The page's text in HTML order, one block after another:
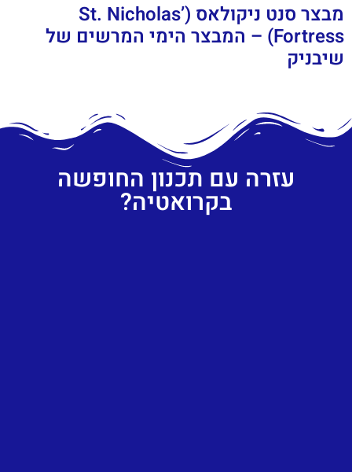
מבצר סנט ניקולאס (St. Nicholas’
Fortress) – המבצר הימי המרשים של
שיבניק
עזרה עם תכנון החופשה
בקרואטיה?